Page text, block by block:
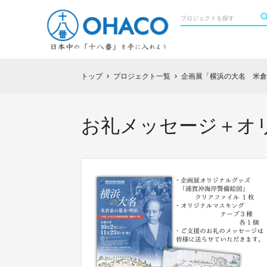
トップ chevron_right プロジェクト一覧 chevron_right 企画展「横浜の大名 米
お礼メッセージ＋オ